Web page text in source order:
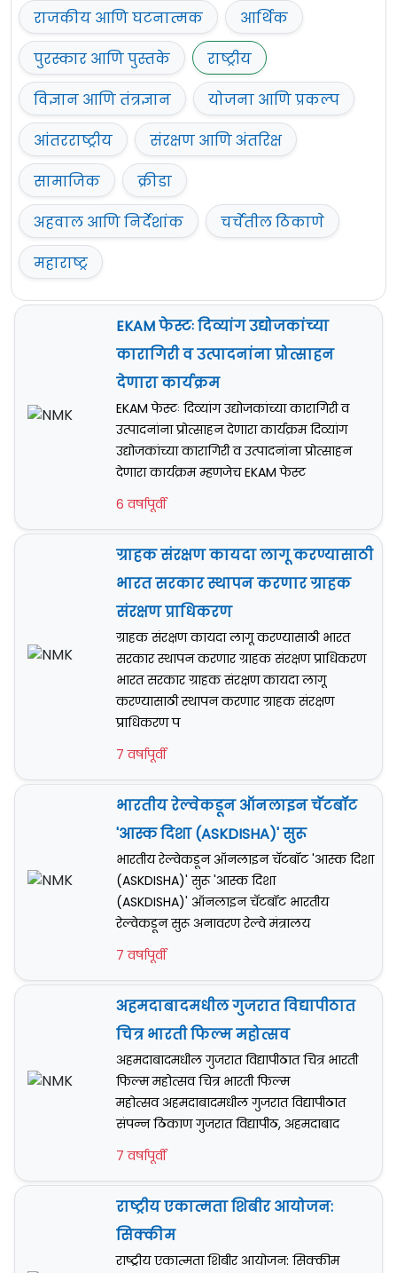
राजकीय आणि घटनात्मक
आर्थिक
पुरस्कार आणि पुस्तके
राष्ट्रीय
विज्ञान आणि तंत्रज्ञान
योजना आणि प्रकल्प
आंतरराष्ट्रीय
संरक्षण आणि अंतरिक्ष
सामाजिक
क्रीडा
अहवाल आणि निर्देशांक
चर्चेतील ठिकाणे
महाराष्ट्र
EKAM फेस्टः दिव्यांग उद्योजकांच्या
कारागिरी व उत्पादनांना प्रोत्साहन
देणारा कार्यक्रम
EKAM फेस्टः दिव्यांग उद्योजकांच्या कारागिरी व
उत्पादनांना प्रोत्साहन देणारा कार्यक्रम दिव्यांग
उद्योजकांच्या कारागिरी व उत्पादनांना प्रोत्साहन
देणारा कार्यक्रम म्हणजेच EKAM फेस्ट
6 वर्षापूर्वी
ग्राहक संरक्षण कायदा लागू करण्यासाठी
भारत सरकार स्थापन करणार ग्राहक
संरक्षण प्राधिकरण
ग्राहक संरक्षण कायदा लागू करण्यासाठी भारत
सरकार स्थापन करणार ग्राहक संरक्षण प्राधिकरण
भारत सरकार ग्राहक संरक्षण कायदा लागू
करण्यासाठी स्थापन करणार ग्राहक संरक्षण
प्राधिकरण प
7 वर्षापूर्वी
भारतीय रेल्वेकडून ऑनलाइन चॅटबॉट
'आस्क दिशा (ASKDISHA)' सुरू
भारतीय रेल्वेकडून ऑनलाइन चॅटबॉट 'आस्क दिशा
(ASKDISHA)' सुरू 'आस्क दिशा
(ASKDISHA)' ऑनलाइन चॅटबॉट भारतीय
रेल्वेकडून सुरू अनावरण रेल्वे मंत्रालय
7 वर्षापूर्वी
अहमदाबादमधील गुजरात विद्यापीठात
चित्र भारती फिल्म महोत्सव
अहमदाबादमधील गुजरात विद्यापीठात चित्र भारती
फिल्म महोत्सव चित्र भारती फिल्म
महोत्सव अहमदाबादमधील गुजरात विद्यापीठात
संपन्न ठिकाण गुजरात विद्यापीठ, अहमदाबाद
7 वर्षापूर्वी
राष्ट्रीय एकात्मता शिबीर आयोजन:
सिक्कीम
राष्ट्रीय एकात्मता शिबीर आयोजन: सिक्कीम